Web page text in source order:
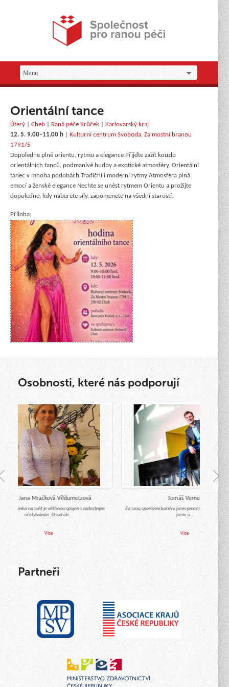
Orientální tance
Úterý Cheb Raná péče Krůček
Karlovarský kraj
12. 5. 9.00–11.00 h
Kulturní centrum Svoboda, Za mostní branou
1791/5
Dopoledne plné orientu, rytmu a elegance Přijďte zažít kouzlo
orientálních tanců, podmanivé hudby a exotické atmosféry. Orientální
tanec v mnoha podobách Tradiční i moderní rytmy Atmosféra plná
emocí a ženské elegance Nechte se unést rytmem Orientu a prožijte
dopoledne, kdy naberete síly, zapomenete na všední starosti.
Příloha:
Osobnosti, které nás podporují
Mgr. Jana Mračková Vildumetzová
miminka na svět je většinou spojen s radostným
očekáváním. Osud ale…
Více
Tomáš Verner
Za svou sportovní kariéru jsem procestoval celý svět
jsem si…
Více
Partneři